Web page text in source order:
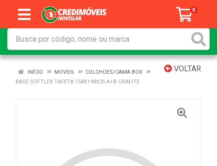
0
VOLTAR
INÍCIO MOVEIS
COLCHOES/CAMA BOX
BASE SOFTLEX TAFETA 158X198X35 A+B GRAFITE